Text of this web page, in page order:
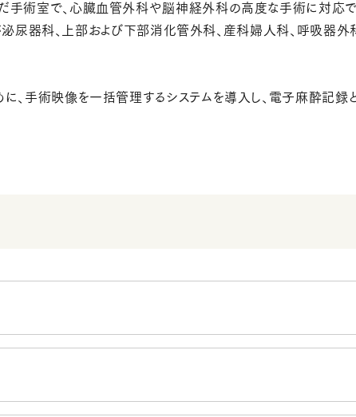
手術室で、心臓血管外科や脳神経外科の高度な手術に対応で
泌尿器科、上部および下部消化管外科、産科婦人科、呼吸器外
、手術映像を一括管理するシステムを導入し、電子麻酔記録